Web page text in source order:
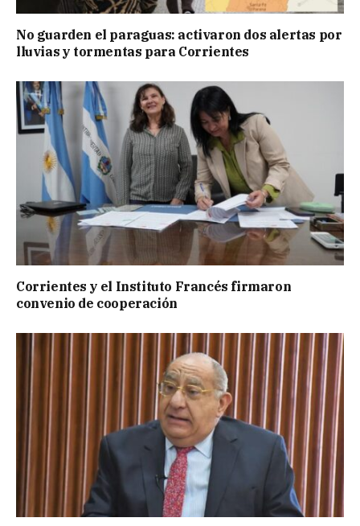
No guarden el paraguas: activaron dos alertas por
lluvias y tormentas para Corrientes
Corrientes y el Instituto Francés firmaron
convenio de cooperación